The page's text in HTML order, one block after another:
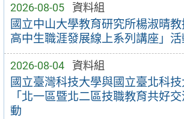
2026-08-05 資料組
國立中山大學教育研究所楊淑晴
高中生職涯發展線上系列講座」活
2026-08-04 資料組
國立臺灣科技大學與國立臺北科
「北一區暨北二區技職教育共好
動